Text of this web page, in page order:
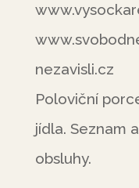
nezavisli.cz
Poloviční
jídla. Seznam
obsluhy.